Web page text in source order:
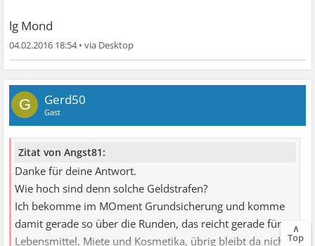
lg Mond
04.02.2016 18:54•
G Gerd50
Gast
Zitat von Angst81:
Danke für deine Antwort.
Wie hoch sind denn solche Geldstrafen?
Ich bekomme im MOment Grundsicherung und komme
damit gerade so über die Runden, das reicht gerade für
Lebensmittel, Miete und Kosmetika, übrig bleibt da nichts.
∧
Top